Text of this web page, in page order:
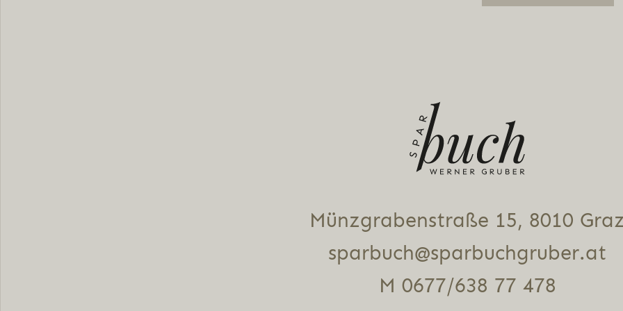
Münz­gra­ben­stra­ße 15, 8010
sparbuch@sparbuchgruber.at
M 0677/638 77 478